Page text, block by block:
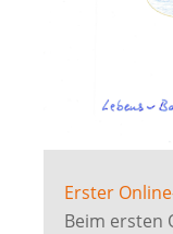
Erster
Beim ersten